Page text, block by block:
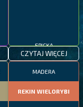
CZYTAJ WIĘCEJ
MADERA
REKIN WIELORYBI